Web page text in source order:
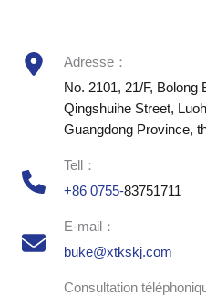
Adresse：
No. 2101, 21/F, Bolong
Qingshuihe Street,
Guangdong Province,
Tell：
+86 0755-83751711
E-mail：
buke@xtkskj.com
Consultation